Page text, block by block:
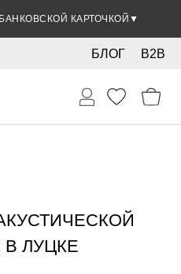
КАРТОЧКОЙ ▼
B2B
БЛОГ
ЛУЦКЕ